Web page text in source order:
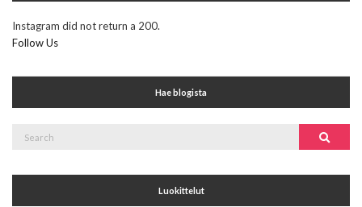
Instagram did not return a 200.
Follow Us
Hae blogista
Search
Luokittelut